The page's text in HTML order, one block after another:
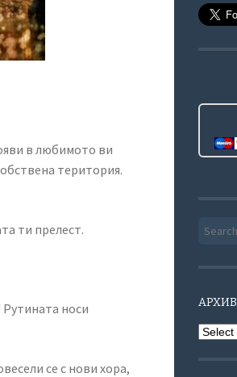
в любимото ви
територия.
ти прелест.
носи
се с нови хора,
Search
АРХИВ
Архив